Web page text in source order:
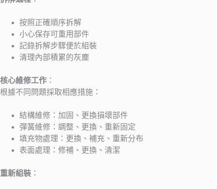
按照正確順序拆解
小心保存可重用部件
記錄拆解步驟便於組裝
清理內部積累的灰塵
核心維修工作 ：
根據不同問題採取相應措施：
結構維修：加固、更換損壞部件
彈簧維修：調整、更換、重新固定
填充物處理：更換、補充、重新分布
表面處理：修補、更換、清潔
重新組裝 ：